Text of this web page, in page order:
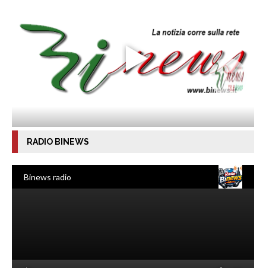
RADIO BINEWS